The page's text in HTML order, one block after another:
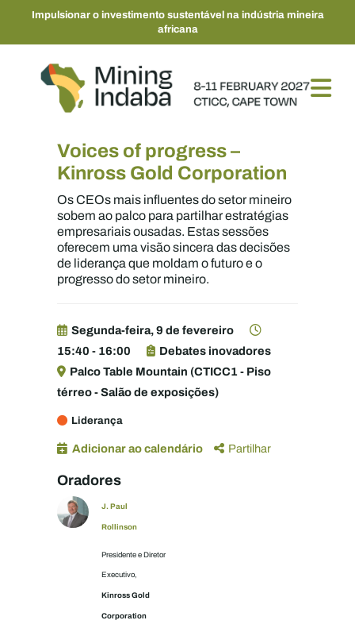
Impulsionar o investimento sustentável na indústria mineira
africana
Voices of progress –
Kinross Gold Corporation
Os CEOs mais influentes do setor mineiro
sobem ao palco para partilhar estratégias
empresariais ousadas. Estas sessões
oferecem uma visão sincera das decisões
de liderança que moldam o futuro e o
progresso do setor mineiro.
Segunda-feira, 9 de fevereiro
15:40 - 16:00
Debates inovadores
Palco Table Mountain (CTICC1 - Piso
térreo - Salão de exposições)
Liderança
Adicionar ao calendário Partilhar
Oradores
J. Paul
Rollinson
Presidente e Diretor
Executivo,
Kinross Gold
Corporation